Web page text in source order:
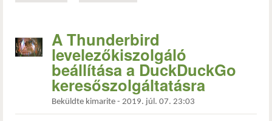
A Thunderbird
levelezőkiszolgáló
beállítása a DuckDuckGo
keresőszolgáltatásra
Beküldte kimarite - 2019. júl. 07. 23:03